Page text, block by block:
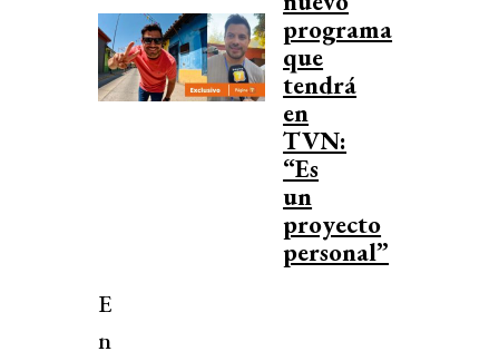
programa
que
tendrá
en
TVN:
“Es
un
proyecto
personal”
E
n